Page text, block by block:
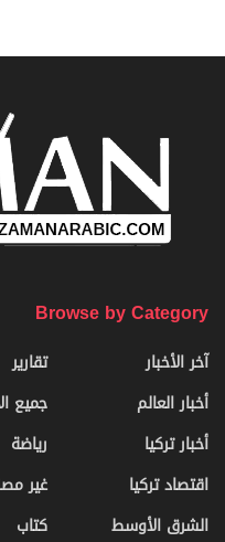
Browse by Category
آخر الأخبار
أخبار العالم
أخبار تركيا
اقتصاد تركيا
الشرق الأوسط
تقارير
جميع
رياضة
غير
كتاب